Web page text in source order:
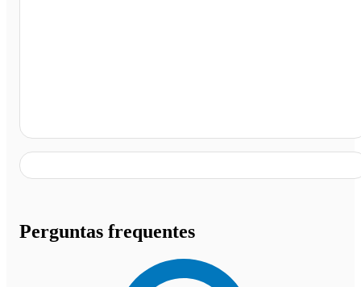
Perguntas frequentes